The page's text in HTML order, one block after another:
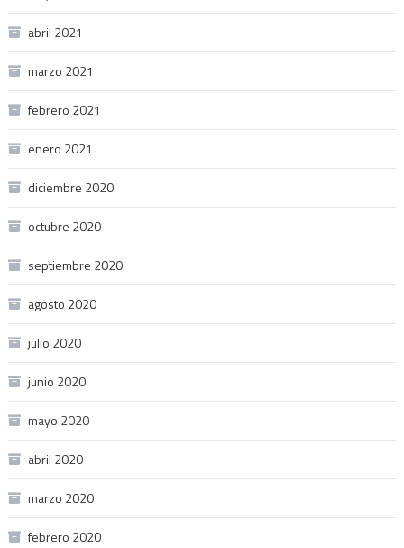
abril 2021
marzo 2021
febrero 2021
enero 2021
diciembre 2020
octubre 2020
septiembre 2020
agosto 2020
julio 2020
junio 2020
mayo 2020
abril 2020
marzo 2020
febrero 2020